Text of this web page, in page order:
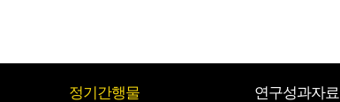
정기간행물 연구성과자료